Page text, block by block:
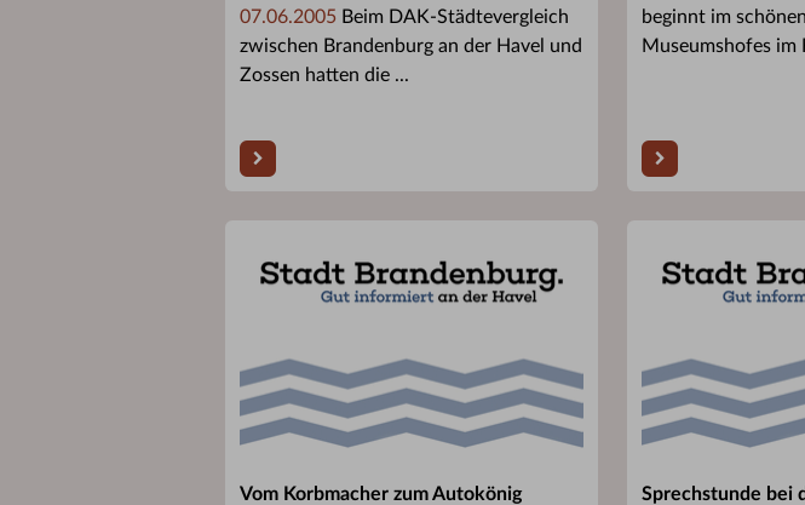
07.06.2005 Beim DAK-Städtevergleich
zwischen Brandenburg an der Havel und
Zossen hatten die ...
beginnt im
Museumshofes im
Vom Korbmacher zum Autokönig
Sprechstunde bei